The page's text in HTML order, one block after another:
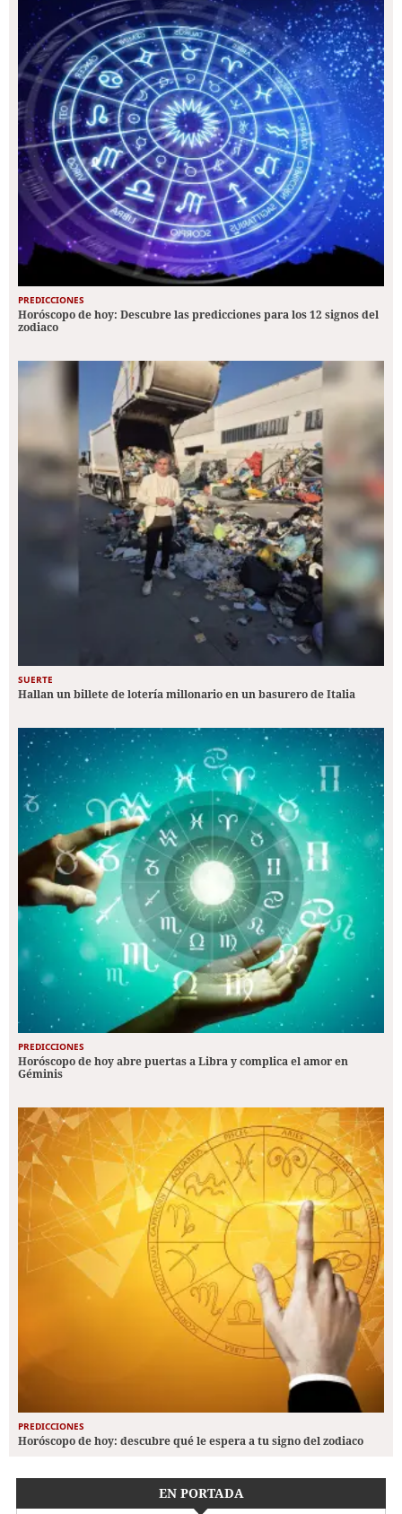
PREDICCIONES
Horóscopo de hoy: Descubre las predicciones para los 12 signos del
zodiaco
SUERTE
Hallan un billete de lotería millonario en un basurero de Italia
PREDICCIONES
Horóscopo de hoy abre puertas a Libra y complica el amor en
Géminis
PREDICCIONES
Horóscopo de hoy: descubre qué le espera a tu signo del zodiaco
EN PORTADA